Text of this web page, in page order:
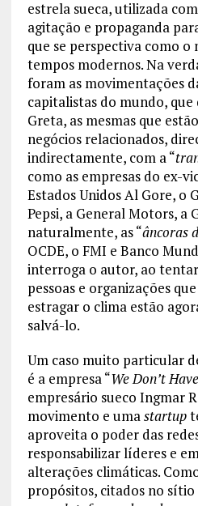
estrela sueca, utilizada
agitação e propaganda
que se perspectiva como o
tempos modernos. Na
foram as movimentações
capitalistas do mundo,
Greta, as mesmas que
negócios relacionados,
indirectamente, com a “
como as empresas do ex-
Estados Unidos Al Gore, o
Pepsi, a General Motors, a
naturalmente, as “âncoras
OCDE, o FMI e Banco
interroga o autor, ao
pessoas e organizações
estragar o clima estão
salvá-lo.
Um caso muito particular
é a empresa “We Don’t
empresário sueco Ingmar
movimento e umastartup
aproveita o poder das
responsabilizar líderes e
alterações climáticas.
propósitos, citados no sítio